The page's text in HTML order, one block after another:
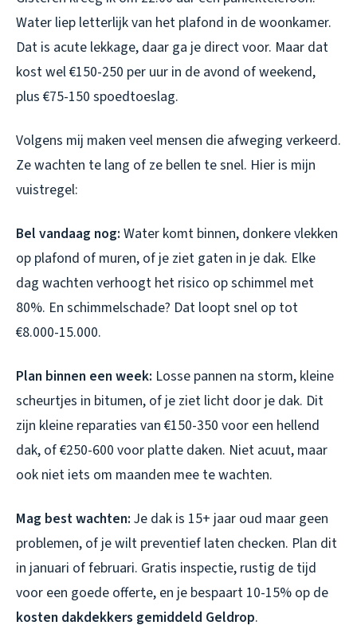
Water liep letterlijk van het plafond in de woonkamer.
Dat is acute lekkage, daar ga je direct voor. Maar dat
kost wel €150-250 per uur in de avond of weekend,
plus €75-150 spoedtoeslag.
Volgens mij maken veel mensen die afweging verkeerd.
Ze wachten te lang of ze bellen te snel. Hier is mijn
vuistregel:
Bel vandaag nog: Water komt binnen, donkere vlekken
op plafond of muren, of je ziet gaten in je dak. Elke
dag wachten verhoogt het risico op schimmel met
80%. En schimmelschade? Dat loopt snel op tot
€8.000-15.000.
Plan binnen een week: Losse pannen na storm, kleine
scheurtjes in bitumen, of je ziet licht door je dak. Dit
zijn kleine reparaties van €150-350 voor een hellend
dak, of €250-600 voor platte daken. Niet acuut, maar
ook niet iets om maanden mee te wachten.
Mag best wachten: Je dak is 15+ jaar oud maar geen
problemen, of je wilt preventief laten checken. Plan dit
in januari of februari. Gratis inspectie, rustig de tijd
voor een goede offerte, en je bespaart 10-15% op de
kosten dakdekkers gemiddeld Geldrop.